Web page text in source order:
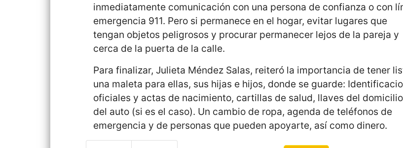
inmediatamente comunicación con una persona de confianza o con
emergencia 911. Pero si permanece en el hogar, evitar lugares que
tengan objetos peligrosos y procurar permanecer lejos de la pareja y
cerca de la puerta de la calle.
Para finalizar, Julieta Méndez Salas, reiteró la importancia de tener
una maleta para ellas, sus hijas e hijos, donde se guarde:
oficiales y actas de nacimiento, cartillas de salud, llaves del
del auto (si es el caso). Un cambio de ropa, agenda de teléfonos de
emergencia y de personas que pueden apoyarte, así como dinero.